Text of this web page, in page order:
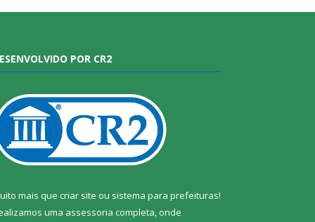
POR CR2
mais que criar site ou sistema para prefeituras!
uma assessoria completa, onde